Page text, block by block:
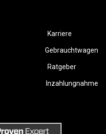
Karriere
Gebrauchtwagen
Ratgeber
Inzahlungnahme